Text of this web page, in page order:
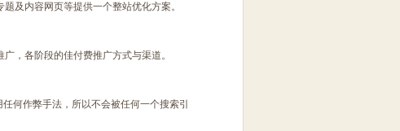
及内容网页等提供一个整站优化方案。
，各阶段的佳付费推广方式与渠道。
何作弊手法，所以不会被任何一个搜索引